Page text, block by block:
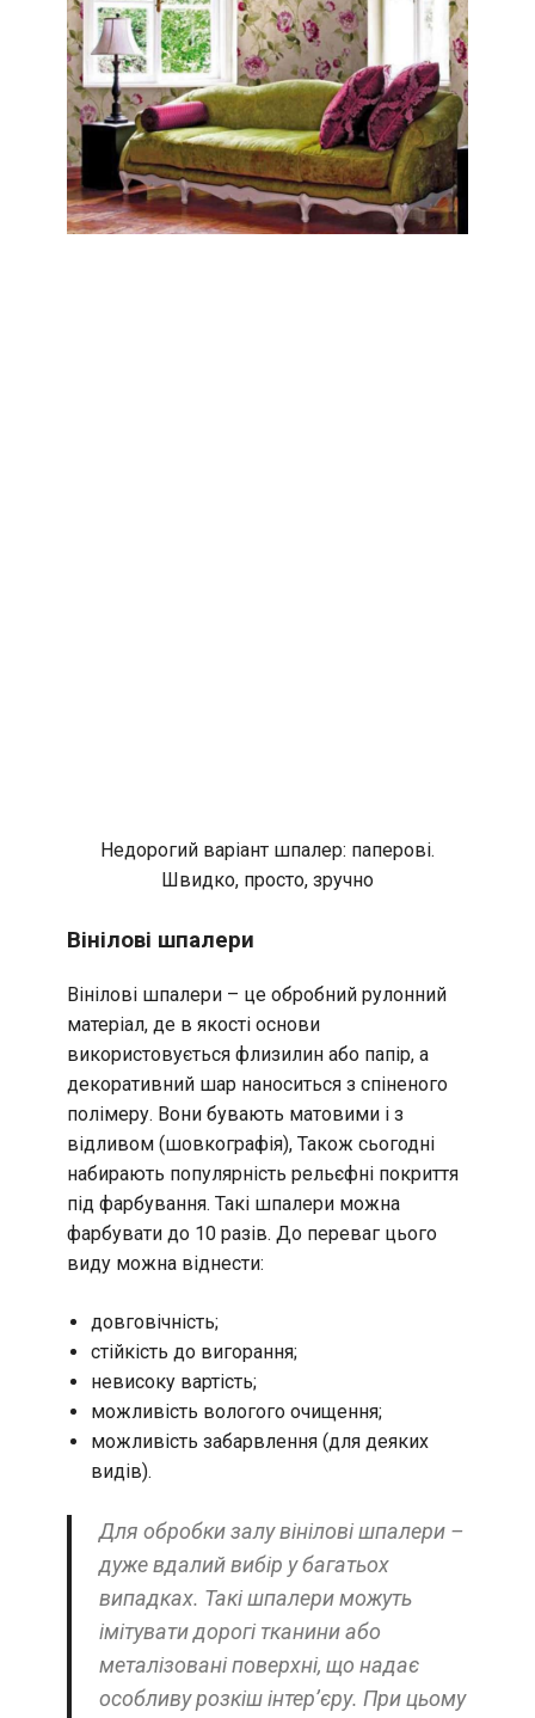
Недорогий варіант шпалер: паперові.
Швидко, просто, зручно
Вінілові шпалери
Вінілові шпалери – це обробний рулонний
матеріал, де в якості основи
використовується флизилин або папір, а
декоративний шар наноситься з спіненого
полімеру. Вони бувають матовими і з
відливом (шовкографія), Також сьогодні
набирають популярність рельєфні покриття
під фарбування. Такі шпалери можна
фарбувати до 10 разів. До переваг цього
виду можна віднести:
довговічність;
стійкість до вигорання;
невисоку вартість;
можливість вологого очищення;
можливість забарвлення (для деяких
видів).
Для обробки залу вінілові шпалери –
дуже вдалий вибір у багатьох
випадках. Такі шпалери можуть
імітувати дорогі тканини або
металізовані поверхні, що надає
особливу розкіш інтер’єру. При цьому